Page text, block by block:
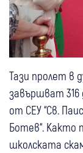
Тази пролет в
завършват 316
от СЕУ “Св.
Ботев“. Както
школската